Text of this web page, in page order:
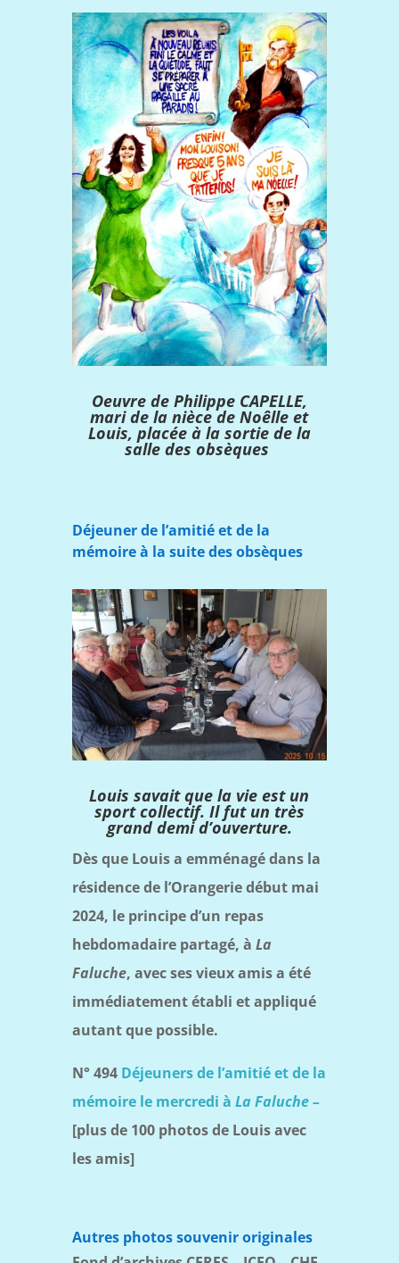
Oeuvre de Philippe CAPELLE,
mari de la nièce de Noêlle et
Louis, placée à la sortie de la
salle des obsèques
Déjeuner de l’amitié et de la
mémoire à la suite des obsèques
Louis savait que la vie est un
sport collectif. Il fut un très
grand demi d’ouverture.
Dès que Louis a emménagé dans la
résidence de l’Orangerie début mai
2024, le principe d’un repas
hebdomadaire partagé, à La
Faluche, avec ses vieux amis a été
immédiatement établi et appliqué
autant que possible.
N° 494 Déjeuners de l’amitié et de la
mémoire le mercredi à La Faluche –
[plus de 100 photos de Louis avec
les amis]
Autres photos souvenir originales